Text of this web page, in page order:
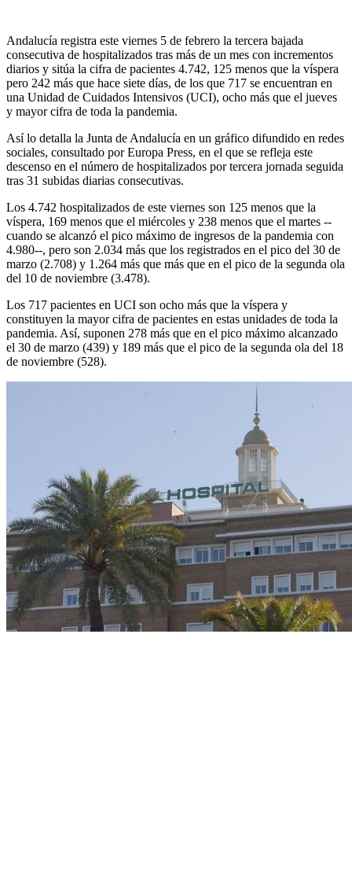
Andalucía registra este viernes 5 de febrero la tercera bajada
consecutiva de hospitalizados tras más de un mes con incrementos
diarios y sitúa la cifra de pacientes 4.742, 125 menos que la víspera
pero 242 más que hace siete días, de los que 717 se encuentran en
una Unidad de Cuidados Intensivos (UCI), ocho más que el jueves
y mayor cifra de toda la pandemia.
Así lo detalla la Junta de Andalucía en un gráfico difundido en redes
sociales, consultado por Europa Press, en el que se refleja este
descenso en el número de hospitalizados por tercera jornada seguida
tras 31 subidas diarias consecutivas.
Los 4.742 hospitalizados de este viernes son 125 menos que la
víspera, 169 menos que el miércoles y 238 menos que el martes --
cuando se alcanzó el pico máximo de ingresos de la pandemia con
4.980--, pero son 2.034 más que los registrados en el pico del 30 de
marzo (2.708) y 1.264 más que más que en el pico de la segunda ola
del 10 de noviembre (3.478).
Los 717 pacientes en UCI son ocho más que la víspera y
constituyen la mayor cifra de pacientes en estas unidades de toda la
pandemia. Así, suponen 278 más que en el pico máximo alcanzado
el 30 de marzo (439) y 189 más que el pico de la segunda ola del 18
de noviembre (528).